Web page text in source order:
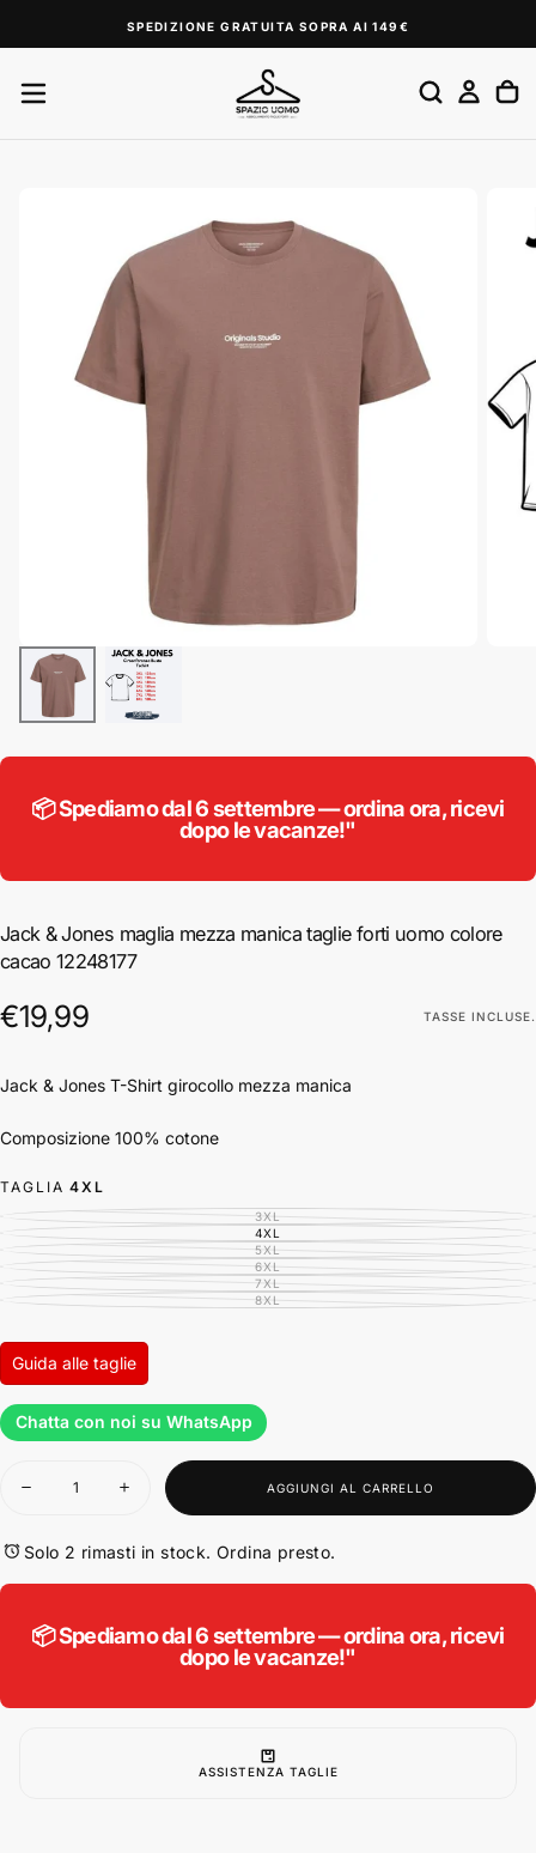
CONTENUTO
SPEDIZIONE GRATUITA SOPRA AI 149€
📦 Spediamo dal 6 settembre — ordina ora, ricevi
dopo le vacanze!"
Jack & Jones maglia mezza manica taglie forti uomo colore
cacao 12248177
€19,99
Prezzo
€19,99 TASSE INCLUSE.
Jack & Jones T-Shirt girocollo mezza manica
Composizione 100% cotone
TAGLIA 4XL
3XLVARIANTE
ESAURITA
O
NON
DISPONIBILE
4XLVARIANTE
ESAURITA
O
NON
DISPONIBILE
5XLVARIANTE
ESAURITA
O
NON
DISPONIBILE
6XLVARIANTE
ESAURITA
O
NON
7XLVARIANTE
ESAURITA
O
8XLVARIANTE
Guida alle taglie
Chatta con noi su WhatsApp
Diminuisci
per
&amp;
maglia
mezza
uomo
Aumenta
per
&amp;
mezza
uomo
AGGIUNGI AL CARRELLO
Solo 2 rimasti in stock. Ordina presto.
📦 Spediamo dal 6 settembre — ordina ora, ricevi
dopo le vacanze!"
ASSISTENZA TAGLIE